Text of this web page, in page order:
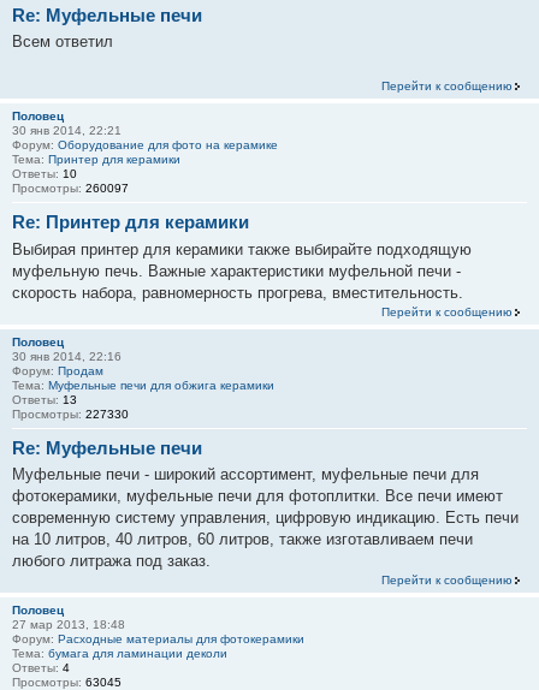
Re: Муфельные печи
Всем ответил
Перейти к сообщению
Половец
30 янв 2014, 22:21
Форум: Оборудование для фото на керамике
Тема: Принтер для керамики
Ответы: 10
Просмотры: 260097
Re: Принтер для керамики
Выбирая принтер для керамики также выбирайте подходящую
муфельную печь. Важные характеристики муфельной печи -
скорость набора, равномерность прогрева, вместительность.
Перейти к сообщению
Половец
30 янв 2014, 22:16
Форум: Продам
Тема: Муфельные печи для обжига керамики
Ответы: 13
Просмотры: 227330
Re: Муфельные печи
Муфельные печи - широкий ассортимент, муфельные печи для
фотокерамики, муфельные печи для фотоплитки. Все печи имеют
современную систему управления, цифровую индикацию. Есть печи
на 10 литров, 40 литров, 60 литров, также изготавливаем печи
любого литража под заказ.
Перейти к сообщению
Половец
27 мар 2013, 18:48
Форум: Расходные материалы для фотокерамики
Тема: бумага для ламинации деколи
Ответы: 4
Просмотры: 63045